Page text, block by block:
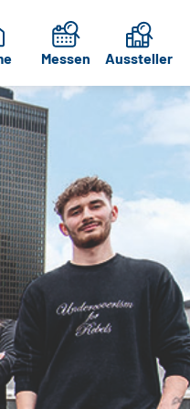
Messen Aussteller